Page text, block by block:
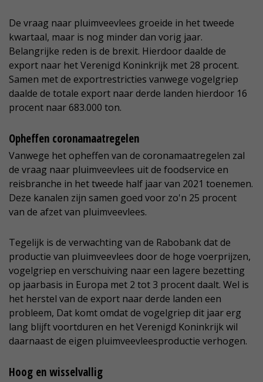
De vraag naar pluimveevlees groeide in het tweede
kwartaal, maar is nog minder dan vorig jaar.
Belangrijke reden is de brexit. Hierdoor daalde de
export naar het Verenigd Koninkrijk met 28 procent.
Samen met de exportrestricties vanwege vogelgriep
daalde de totale export naar derde landen hierdoor 16
procent naar 683.000 ton.
Opheffen coronamaatregelen
Vanwege het opheffen van de coronamaatregelen zal
de vraag naar pluimveevlees uit de foodservice en
reisbranche in het tweede half jaar van 2021 toenemen.
Deze kanalen zijn samen goed voor zo'n 25 procent
van de afzet van pluimveevlees.
Tegelijk is de verwachting van de Rabobank dat de
productie van pluimveevlees door de hoge voerprijzen,
vogelgriep en verschuiving naar een lagere bezetting
op jaarbasis in Europa met 2 tot 3 procent daalt. Wel is
het herstel van de export naar derde landen een
probleem, Dat komt omdat de vogelgriep dit jaar erg
lang blijft voortduren en het Verenigd Koninkrijk wil
daarnaast de eigen pluimveevleesproductie verhogen.
Hoog en wisselvallig